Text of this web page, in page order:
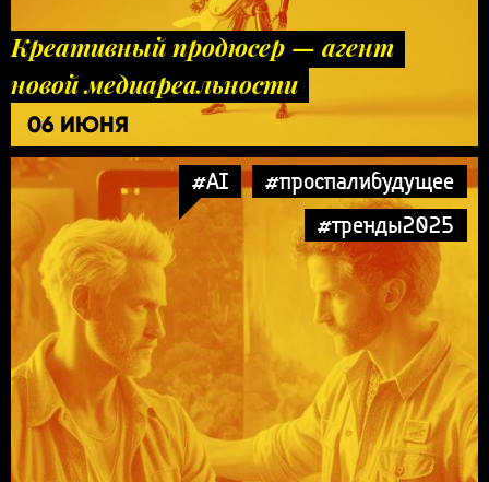
Креативный продюсер — агент
новой медиареальности
06 ИЮНЯ
#AI
#проспалибудущее
#тренды2025